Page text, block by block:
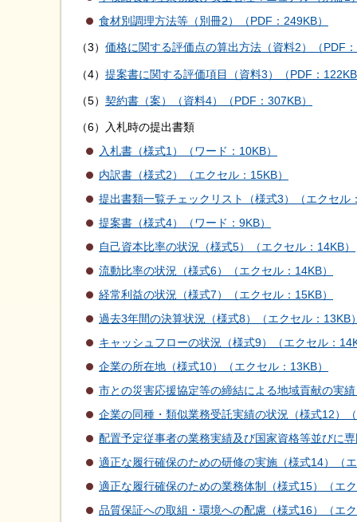
食材別調理方法等（別冊2）（PDF：249KB）
（3） 価格に関する評価点の算出方法（資料2）（PDF：
（4） 提案書に関する評価項目（資料3）（PDF：122KB
（5） 契約書（案）（資料4）（PDF：307KB）
（6）入札時の提出書類
入札書（様式1）（ワード：10KB）
内訳書（様式2）（エクセル：15KB）
提出書類一覧チェックリスト（様式3）（エクセル
提案書（様式4）（ワード：9KB）
自己資本比率の状況（様式5）（エクセル：14KB）
流動比率の状況（様式6）（エクセル：14KB）
経常利益の状況（様式7）（エクセル：15KB）
過去3年間の決算状況（様式8）（エクセル：13KB）
キャッシュフローの状況（様式9）（エクセル：
企業の所在地（様式10）（エクセル：13KB）
市との災害応援協定等の締結による地域貢献の実
企業の同種・類似業務受託実績の状況（様式12）（
配置予定従事者の業務実績及び国家資格等並びに
適正な履行確保のための研修の実施（様式14）（エ
適正な履行確保のための業務体制（様式15）（エク
品質保証への取組・環境への配慮（様式16）（エク